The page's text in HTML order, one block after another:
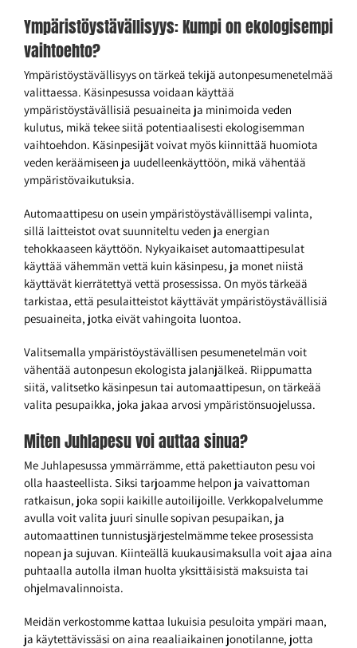
Ympäristöystävällisyys: Kumpi on ekologisempi
vaihtoehto?
Ympäristöystävällisyys on tärkeä tekijä autonpesumenetelmää
valittaessa. Käsinpesussa voidaan käyttää
ympäristöystävällisiä pesuaineita ja minimoida veden
kulutus, mikä tekee siitä potentiaalisesti ekologisemman
vaihtoehdon. Käsinpesijät voivat myös kiinnittää huomiota
veden keräämiseen ja uudelleenkäyttöön, mikä vähentää
ympäristövaikutuksia.
Automaattipesu on usein ympäristöystävällisempi valinta,
sillä laitteistot ovat suunniteltu veden ja energian
tehokkaaseen käyttöön. Nykyaikaiset automaattipesulat
käyttää vähemmän vettä kuin käsinpesu, ja monet niistä
käyttävät kierrätettyä vettä prosessissa. On myös tärkeää
tarkistaa, että pesulaitteistot käyttävät ympäristöystävällisiä
pesuaineita, jotka eivät vahingoita luontoa.
Valitsemalla ympäristöystävällisen pesumenetelmän voit
vähentää autonpesun ekologista jalanjälkeä. Riippumatta
siitä, valitsetko käsinpesun tai automaattipesun, on tärkeää
valita pesupaikka, joka jakaa arvosi ympäristönsuojelussa.
Miten Juhlapesu voi auttaa sinua?
Me Juhlapesussa ymmärrämme, että pakettiauton pesu voi
olla haasteellista. Siksi tarjoamme helpon ja vaivattoman
ratkaisun, joka sopii kaikille autoilijoille. Verkkopalvelumme
avulla voit valita juuri sinulle sopivan pesupaikan, ja
automaattinen tunnistusjärjestelmämme tekee prosessista
nopean ja sujuvan. Kiinteällä kuukausimaksulla voit ajaa aina
puhtaalla autolla ilman huolta yksittäisistä maksuista tai
ohjelmavalinnoista.
Meidän verkostomme kattaa lukuisia pesuloita ympäri maan,
ja käytettävissäsi on aina reaaliaikainen jonotilanne, jotta